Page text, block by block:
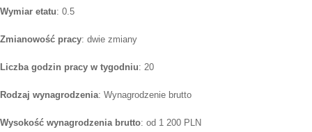
Wymiar etatu: 0.5
Zmianowość pracy: dwie zmiany
Liczba godzin pracy w tygodniu: 20
Rodzaj wynagrodzenia: Wynagrodzenie brutto
Wysokość wynagrodzenia brutto: od 1 200 PLN